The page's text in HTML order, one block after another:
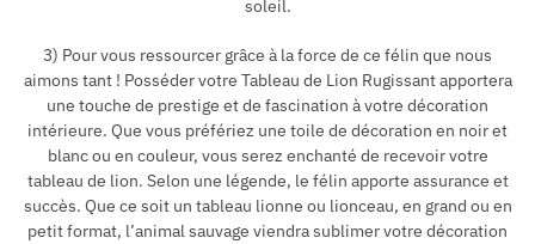
soleil.
3) Pour vous ressourcer grâce à la force de ce félin que nous
aimons tant ! Posséder votre Tableau de Lion Rugissant apportera
une touche de prestige et de fascination à votre décoration
intérieure. Que vous préfériez une toile de décoration en noir et
blanc ou en couleur, vous serez enchanté de recevoir votre
tableau de lion. Selon une légende, le félin apporte assurance et
succès. Que ce soit un tableau lionne ou lionceau, en grand ou en
petit format, l’animal sauvage viendra sublimer votre décoration